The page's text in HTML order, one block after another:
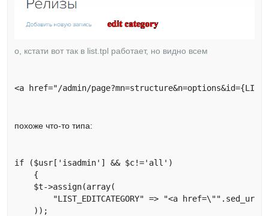
о, кстати вот так в list.tpl работает, но видно всем
<a href="/admin/
похоже что-то типа:
if ($usr['isadmin'] && $c!='all')
{
$t->assign(array(
"LIST_EDITCATEGORY" => "<a
));